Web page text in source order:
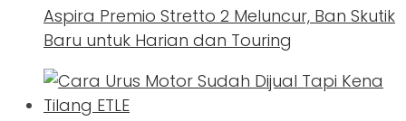
Aspira Premio Stretto 2 Meluncur, Ban Skutik
Baru untuk Harian dan Touring